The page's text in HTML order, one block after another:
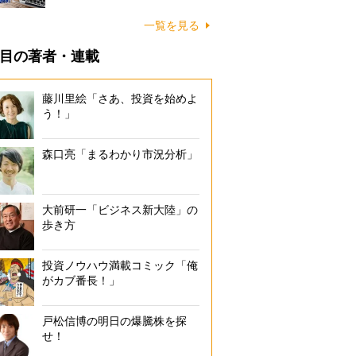
一覧を見る
の著者・連載
藤川里絵「さあ、投資を始めよ
う！」
森口亮「まるわかり市況分析」
大前研一「ビジネス新大陸」の
歩き方
投資ノウハウ満載コミック「俺
がカブ番長！」
戸松信博の明日の爆騰株を探
せ！